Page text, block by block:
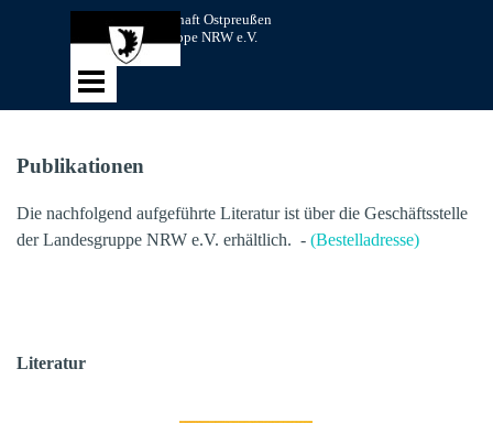
Direkt zum Seiteninhalt
Landsmannschaft Ostpreußen
Landesgruppe NRW e.V.
Menü überspringen
Publikationen
Die nachfolgend aufgeführte Literatur ist über die Geschäftsstelle
der Landesgruppe NRW e.V. erhältlich. - (Bestelladresse)
Literatur